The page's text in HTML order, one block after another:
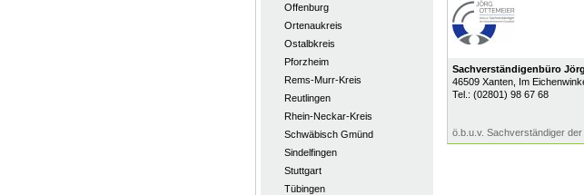
Offenburg
Ortenaukreis
Ostalbkreis
Pforzheim
Rems-Murr-Kreis
Reutlingen
Rhein-Neckar-Kreis
Schwäbisch Gmünd
Sindelfingen
Stuttgart
Tübingen
Sachverständigenbüro
46509 Xanten, Im
Tel.: (02801) 98 67 68
ö.b.u.v. Sachverständiger